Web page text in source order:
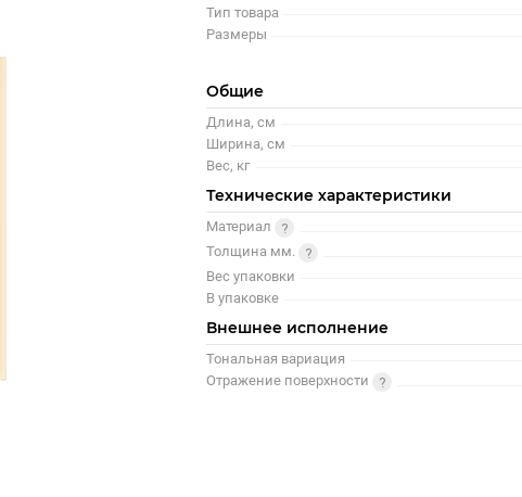
Тип товара
Размеры
Общие
Длина, см
Ширина, см
Вес, кг
Технические характеристики
Материал
Толщина мм.
Вес упаковки
В упаковке
Внешнее исполнение
Тональная вариация
Отражение поверхности